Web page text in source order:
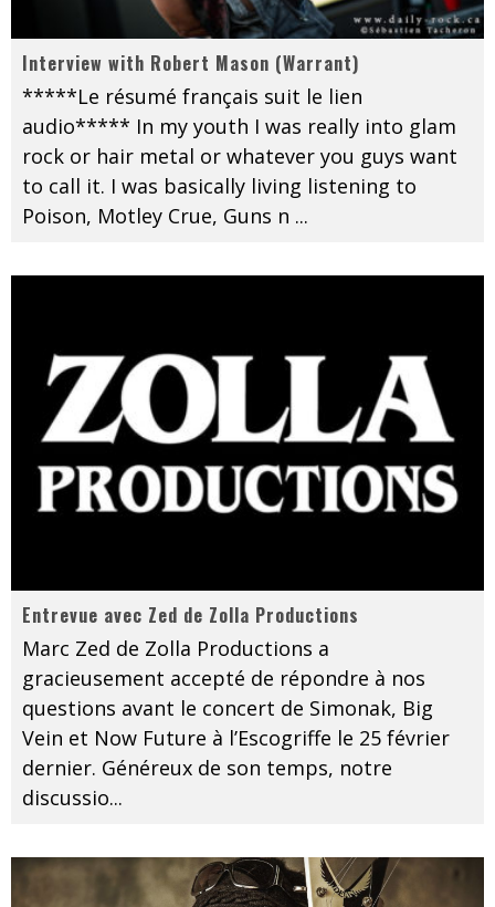
Interview with Robert Mason (Warrant)
*****Le résumé français suit le lien
audio***** In my youth I was really into glam
rock or hair metal or whatever you guys want
to call it. I was basically living listening to
Poison, Motley Crue, Guns n ...
Entrevue avec Zed de Zolla Productions
Marc Zed de Zolla Productions a
gracieusement accepté de répondre à nos
questions avant le concert de Simonak, Big
Vein et Now Future à l’Escogriffe le 25 février
dernier. Généreux de son temps, notre
discussio...